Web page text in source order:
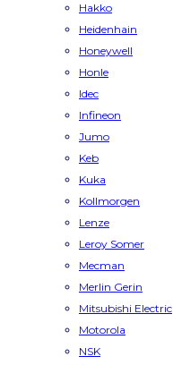
Hakko
Heidenhain
Honeywell
Honle
Idec
Infineon
Jumo
Keb
Kuka
Kollmorgen
Lenze
Leroy Somer
Mecman
Merlin Gerin
Mitsubishi Electric
Motorola
NSK